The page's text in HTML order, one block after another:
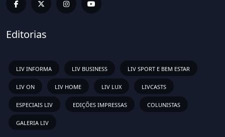
Editorias
LIV INFORMA LIV BUSINESS LIV SPORT E BEM ESTAR
LIV ON LIV HOME LIV LUX LIVCASTS
ESPECIAIS LIV EDIÇÕES IMPRESSAS COLUNISTAS
GALERIA LIV